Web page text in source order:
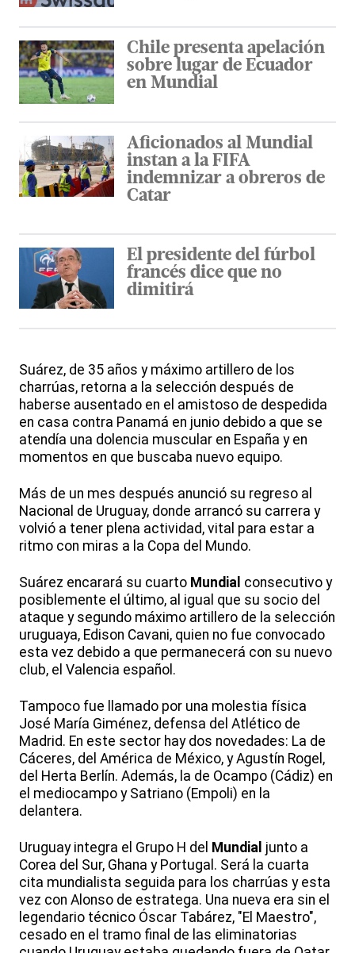
Chile presenta apelación
sobre lugar de Ecuador
en Mundial
Aficionados al Mundial
instan a la FIFA
indemnizar a obreros de
Catar
El presidente del fúrbol
francés dice que no
dimitirá
Suárez, de 35 años y máximo artillero de los
charrúas, retorna a la selección después de
haberse ausentado en el amistoso de despedida
en casa contra Panamá en junio debido a que se
atendía una dolencia muscular en España y en
momentos en que buscaba nuevo equipo.
Más de un mes después anunció su regreso al
Nacional de Uruguay, donde arrancó su carrera y
volvió a tener plena actividad, vital para estar a
ritmo con miras a la Copa del Mundo.
Suárez encarará su cuarto Mundial consecutivo y
posiblemente el último, al igual que su socio del
ataque y segundo máximo artillero de la selección
uruguaya, Edison Cavani, quien no fue convocado
esta vez debido a que permanecerá con su nuevo
club, el Valencia español.
Tampoco fue llamado por una molestia física
José María Giménez, defensa del Atlético de
Madrid. En este sector hay dos novedades: La de
Cáceres, del América de México, y Agustín Rogel,
del Herta Berlín. Además, la de Ocampo (Cádiz) en
el mediocampo y Satriano (Empoli) en la
delantera.
Uruguay integra el Grupo H del Mundial junto a
Corea del Sur, Ghana y Portugal. Será la cuarta
cita mundialista seguida para los charrúas y esta
vez con Alonso de estratega. Una nueva era sin el
legendario técnico Óscar Tabárez, "El Maestro",
cesado en el tramo final de las eliminatorias